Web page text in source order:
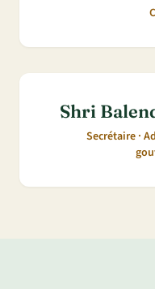
Shri
Secrétaire ·